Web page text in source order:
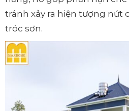
tránh xảy ra hiện tượng nứt
tróc sơn.